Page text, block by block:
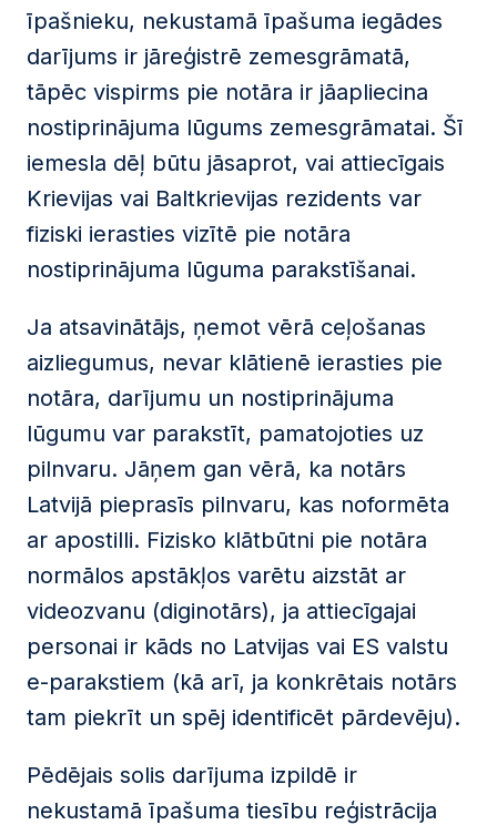
īpašnieku, nekustamā īpašuma iegādes
darījums ir jāreģistrē zemesgrāmatā,
tāpēc vispirms pie notāra ir jāapliecina
nostiprinājuma lūgums zemesgrāmatai. Šī
iemesla dēļ būtu jāsaprot, vai attiecīgais
Krievijas vai Baltkrievijas rezidents var
fiziski ierasties vizītē pie notāra
nostiprinājuma lūguma parakstīšanai.
Ja atsavinātājs, ņemot vērā ceļošanas
aizliegumus, nevar klātienē ierasties pie
notāra, darījumu un nostiprinājuma
lūgumu var parakstīt, pamatojoties uz
pilnvaru. Jāņem gan vērā, ka notārs
Latvijā pieprasīs pilnvaru, kas noformēta
ar apostilli. Fizisko klātbūtni pie notāra
normālos apstākļos varētu aizstāt ar
videozvanu (diginotārs), ja attiecīgajai
personai ir kāds no Latvijas vai ES valstu
e-parakstiem (kā arī, ja konkrētais notārs
tam piekrīt un spēj identificēt pārdevēju).
Pēdējais solis darījuma izpildē ir
nekustamā īpašuma tiesību reģistrācija